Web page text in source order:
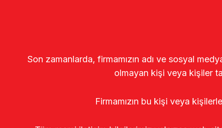
Son zamanlarda, firmamızın adı ve sosyal
olmayan kişi veya kişiler
Firmamızın bu kişi veya